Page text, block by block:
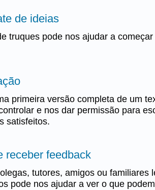
de ideias
truques pode nos ajudar a
primeira versão completa de um
e nos dar permissão para
satisfeitos.
receber feedback
tutores, amigos ou familiares
pode nos ajudar a ver o que